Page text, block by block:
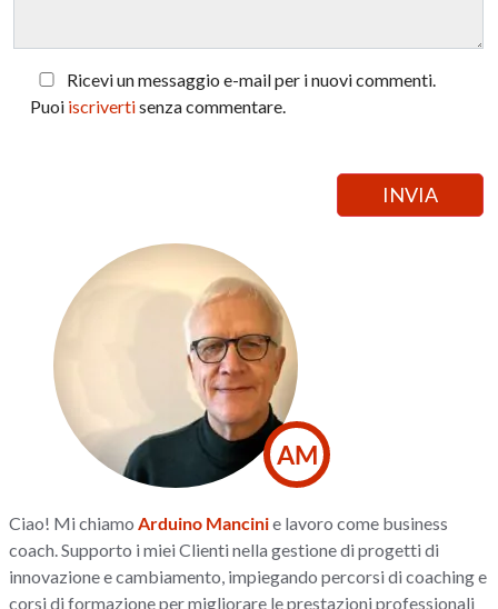
Ricevi un messaggio e-mail per i nuovi commenti.
Puoi iscrivertisenza commentare.
AM
Ciao! Mi chiamo Arduino Mancinie lavoro come business
coach. Supporto i miei Clienti nella gestione di progetti di
innovazione e cambiamento, impiegando percorsi di coaching e
corsi di formazione per migliorare le prestazioni professionali